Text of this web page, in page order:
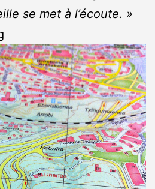
se met à l’écoute. »